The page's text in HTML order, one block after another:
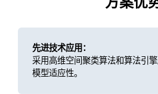
先进技术应用：
采用高维空间聚类算法和算法引
模型适应性。